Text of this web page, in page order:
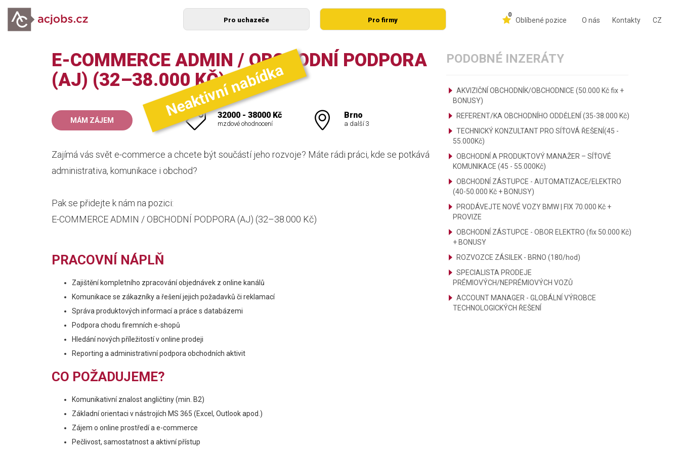
Pro uchazeče Pro firmy
0
Oblíbené pozice O nás Kontakty CZ
E-COMMERCE ADMIN / OBCHODNÍ PODPORA
(AJ) (32–38.000 KČ)Neaktivní nabídka
MÁM ZÁJEM
32000 - 38000 Kč
mzdové ohodnocení
Brno
a další 3
Zajímá vás svět e-commerce a chcete být součástí jeho rozvoje? Máte rádi práci, kde se potkává
administrativa, komunikace i obchod?
Pak se přidejte k nám na pozici:
E-COMMERCE ADMIN / OBCHODNÍ PODPORA (AJ) (32–38.000 Kč)
PRACOVNÍ NÁPLŇ
Zajištění kompletního zpracování objednávek z online kanálů
Komunikace se zákazníky a řešení jejich požadavků či reklamací
Správa produktových informací a práce s databázemi
Podpora chodu firemních e-shopů
Hledání nových příležitostí v online prodeji
Reporting a administrativní podpora obchodních aktivit
CO POŽADUJEME?
Komunikativní znalost angličtiny (min. B2)
Základní orientaci v nástrojích MS 365 (Excel, Outlook apod.)
Zájem o online prostředí a e-commerce
Pečlivost, samostatnost a aktivní přístup
PODOBNÉ INZERÁTY
AKVIZIČNÍ OBCHODNÍK/OBCHODNICE (50.000 Kč fix +
BONUSY)
REFERENT/KA OBCHODNÍHO ODDĚLENÍ (35-38.000 Kč)
TECHNICKÝ KONZULTANT PRO SÍŤOVÁ ŘEŠENÍ(45 -
55.000Kč)
OBCHODNÍ A PRODUKTOVÝ MANAŽER – SÍŤOVÉ
KOMUNIKACE (45 - 55.000Kč)
OBCHODNÍ ZÁSTUPCE - AUTOMATIZACE/ELEKTRO
(40-50.000 Kč + BONUSY)
PRODÁVEJTE NOVÉ VOZY BMW | FIX 70.000 Kč +
PROVIZE
OBCHODNÍ ZÁSTUPCE - OBOR ELEKTRO (fix 50.000 Kč)
+ BONUSY
ROZVOZCE ZÁSILEK - BRNO (180/hod)
SPECIALISTA PRODEJE
PRÉMIOVÝCH/NEPRÉMIOVÝCH VOZŮ
ACCOUNT MANAGER - GLOBÁLNÍ VÝROBCE
TECHNOLOGICKÝCH ŘEŠENÍ